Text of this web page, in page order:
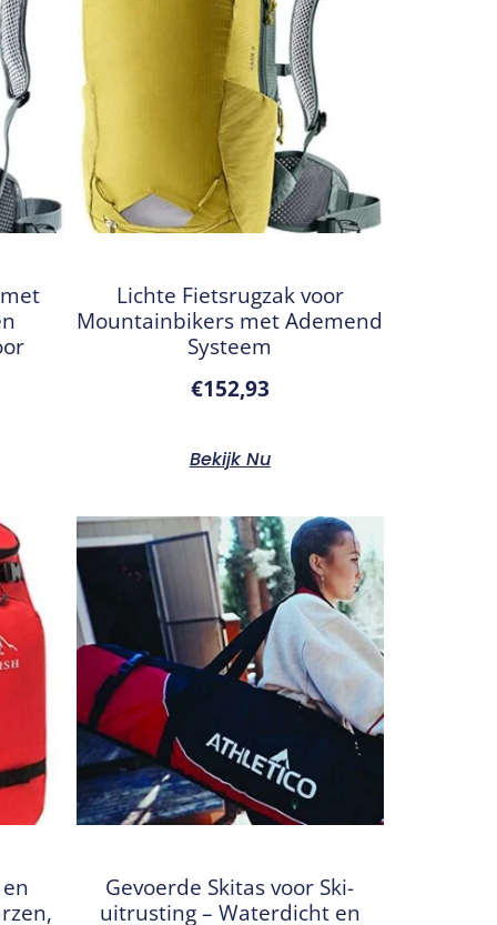
Lichte Fietsrugzak voor
Mountainbikers met Ademend
Systeem
€152,93
Bekijk Nu
Gevoerde Skitas voor Ski-
uitrusting – Waterdicht en